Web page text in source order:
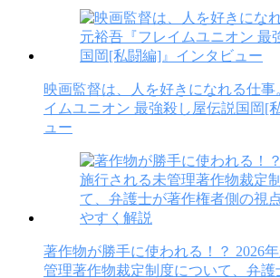
映画監督は、人を好きになれる仕事
イムユニオン 最強殺し屋伝説国岡[
ュー
著作物が勝手に使われる！？ 2026
管理著作物裁定制度について、弁